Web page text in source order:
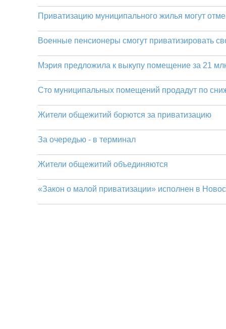
Приватизацию муниципального жилья могут
Военные пенсионеры смогут приватизировать
Мэрия предложила к выкупу помещение за 21
Сто муниципальных помещений продадут по
Жители общежитий борются за приватизацию
За очередью - в терминал
Жители общежитий объединяются
«Закон о малой приватизации» исполнен в